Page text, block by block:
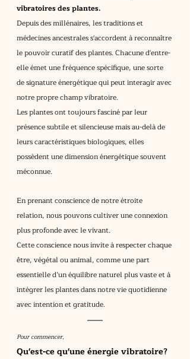
vibratoires des plantes.
Depuis des millénaires, les traditions et
médecines ancestrales s'accordent à reconnaître
le pouvoir curatif des plantes. Chacune d'entre-
elle émet une fréquence spécifique, une sorte
de signature énergétique qui peut interagir avec
notre propre champ vibratoire.
Les plantes ont toujours fasciné par leur
présence subtile et silencieuse mais au-delà de
leurs caractéristiques biologiques, elles
possèdent une dimension énergétique souvent
méconnue.
En prenant conscience de notre étroite
relation, nous pouvons cultiver une connexion
plus profonde avec le vivant.
Cette conscience nous invite à respecter chaque
être, végétal ou animal, comme une part
essentielle d’un équilibre naturel plus vaste et à
intégrer les plantes dans notre vie quotidienne
avec intention et gratitude.
Pour commencer,
Qu'est-ce qu'une énergie vibratoire?